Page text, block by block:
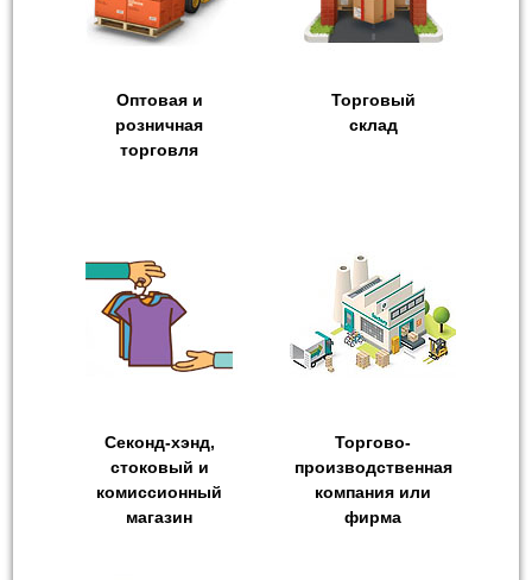
Оптовая и
розничная
торговля
Торговый
склад
Секонд-хэнд,
стоковый и
комиссионный
магазин
Торгово-
производственная
компания или
фирма